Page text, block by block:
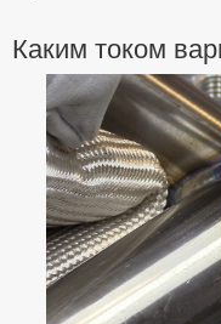
Каким током